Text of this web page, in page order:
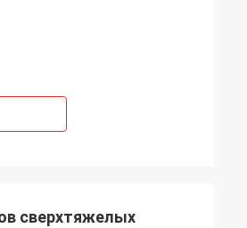
сверхтяжелых